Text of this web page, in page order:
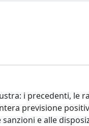
i precedenti, le
previsione
e alle